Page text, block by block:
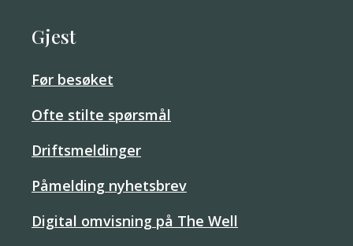
Gjest
Før besøket
Ofte stilte spørsmål
Driftsmeldinger
Påmelding nyhetsbrev
Digital omvisning på The Well